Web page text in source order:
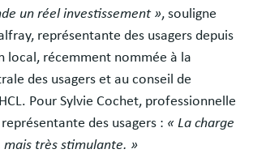
un réel investissement », souligne
représentante des usagers depuis
local, récemment nommée à la
des usagers et au conseil de
Pour Sylvie Cochet, professionnelle
des usagers : « La charge
mais très stimulante. »